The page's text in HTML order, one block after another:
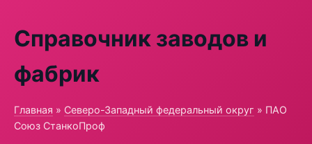
Справочник заводов и
фабрик
Главная » Северо-Западный федеральный округ » ПАО
Союз СтанкоПроф